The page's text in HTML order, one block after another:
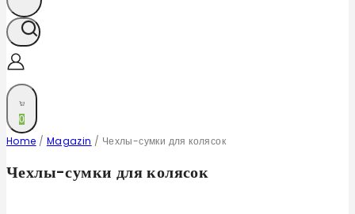
0
Home / Magazin / Чехлы-сумки для колясок
Чехлы-сумки для колясок